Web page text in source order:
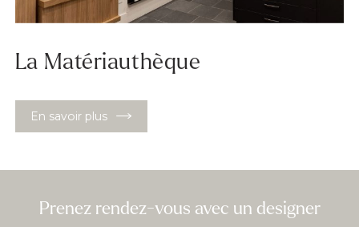
La Matériauthèque
En savoir plus
Prenez rendez-vous avec un designer